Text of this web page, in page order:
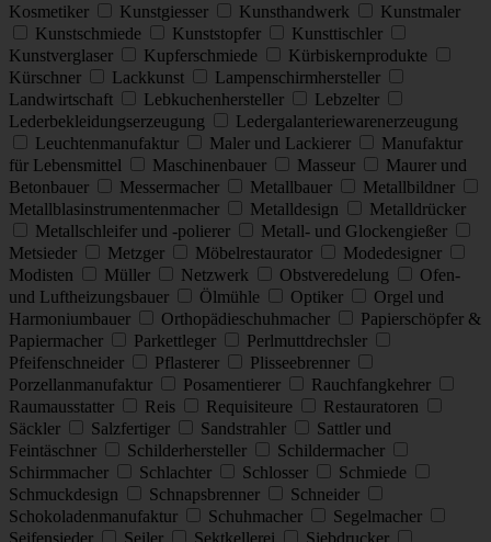
Kosmetiker
Kunstgiesser Kunsthandwerk
Kunstmaler
Kunstschmiede
Kunststopfer
Kunsttischler
Kunstverglaser
Kupferschmiede
Kürbiskernprodukte
Kürschner
Lackkunst
Lampenschirmhersteller
Landwirtschaft
Lebkuchenhersteller
Lebzelter
Lederbekleidungserzeugung
Ledergalanteriewarenerzeugung
Leuchtenmanufaktur
Maler und Lackierer
Manufaktur
für Lebensmittel
Maschinenbauer Masseur
Maurer und
Betonbauer
Messermacher Metallbauer
Metallbildner
Metallblasinstrumentenmacher
Metalldesign
Metalldrücker
Metallschleifer und -polierer
Metall- und Glockengießer
Metsieder
Metzger Möbelrestaurator
Modedesigner
Modisten
Müller Netzwerk Obstveredelung
Ofen-
und Luftheizungsbauer
Ölmühle Optiker
Orgel und
Harmoniumbauer
Orthopädieschuhmacher
Papierschöpfer &
Papiermacher
Parkettleger
Perlmuttdrechsler
Pfeifenschneider
Pflasterer
Plisseebrenner
Porzellanmanufaktur
Posamentierer
Rauchfangkehrer
Raumausstatter
Reis Requisiteure
Restauratoren
Säckler
Salzfertiger Sandstrahler
Sattler und
Feintäschner
Schilderhersteller
Schildermacher
Schirmmacher
Schlachter Schlosser
Schmiede
Schmuckdesign
Schnapsbrenner
Schneider
Schokoladenmanufaktur
Schuhmacher
Segelmacher
Seifensieder
Seiler Sektkellerei Siebdrucker